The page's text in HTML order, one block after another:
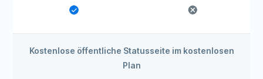
Kostenlose öffentliche Statusseite im kostenlosen
Plan